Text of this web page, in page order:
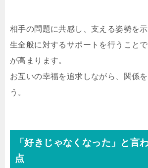
相手の問題に共感し、支える姿勢を
生全般に対するサポートを行うこと
が高まります。
お互いの幸福を追求しながら、関係
う。
「好きじゃなくなった」と言
点